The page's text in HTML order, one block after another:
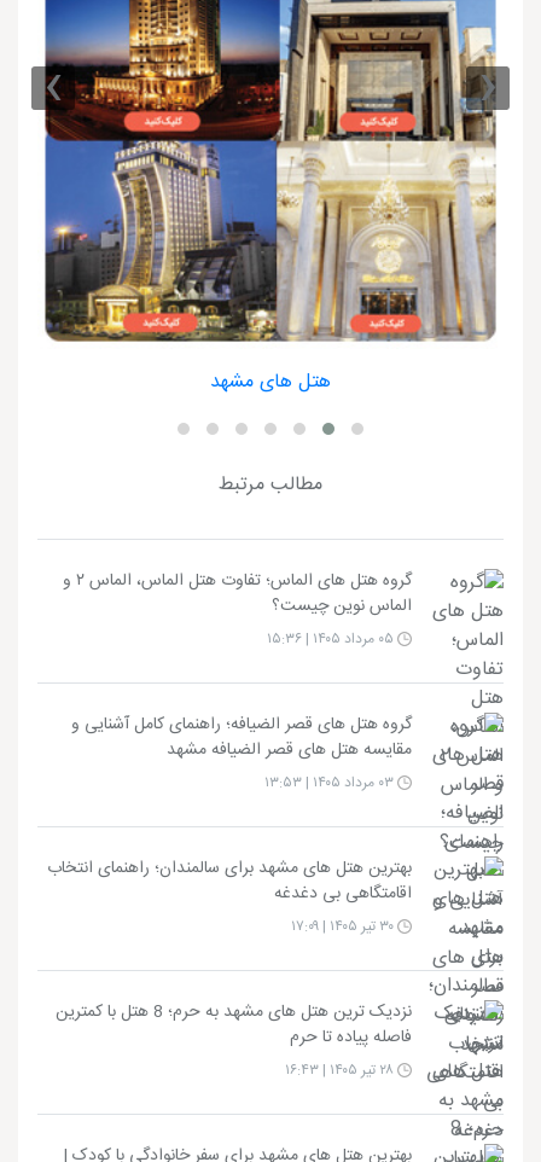
هتل های مشهد
‹
›
مطالب مرتبط
گروه هتل های الماس؛ تفاوت هتل الماس، الماس ۲ و
الماس نوین چیست؟
گروه هتل های قصر الضیافه؛ راهنمای کامل آشنایی و
مقایسه هتل های قصر الضیافه مشهد
بهترین هتل های مشهد برای سالمندان؛ راهنمای انتخاب
اقامتگاهی بی دغدغه
نزدیک ترین هتل های مشهد به حرم؛ 8 هتل با کمترین
فاصله پیاده تا حرم
بهترین هتل های مشهد برای سفر خانوادگی با کودک |